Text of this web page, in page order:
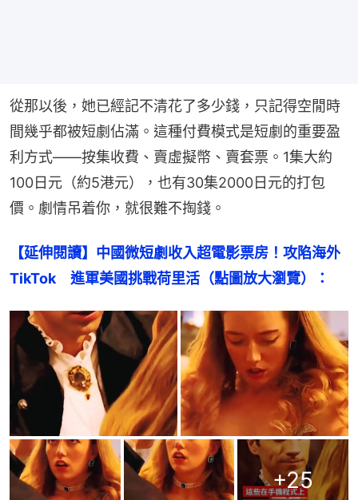
從那以後，她已經記不清花了多少錢，只記得空閒時
間幾乎都被短劇佔滿。這種付費模式是短劇的重要盈
利方式——按集收費、賣虛擬幣、賣套票。1集大約
100日元（約5港元），也有30集2000日元的打包
價。劇情吊着你，就很難不掏錢。
【延伸閱讀】中國微短劇收入超電影票房！攻陷海外
TikTok　進軍美國挑戰荷里活（點圖放大瀏覽）：
+25